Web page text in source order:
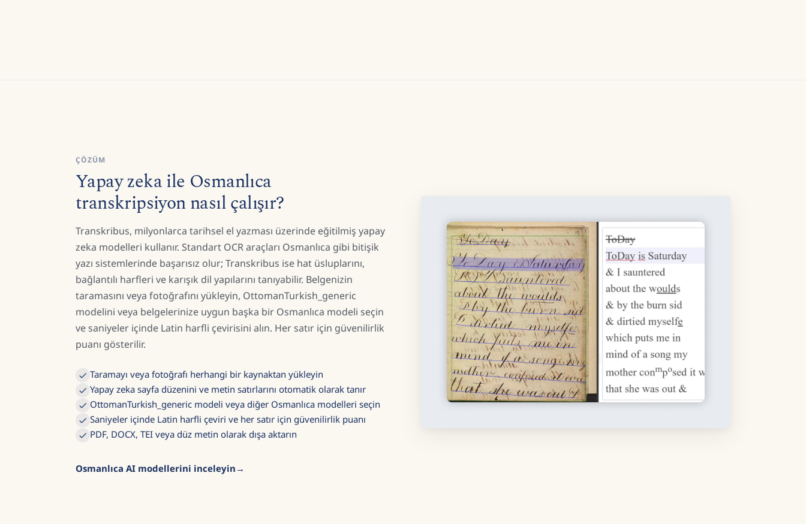
ÇÖZÜM
Yapay zeka ile Osmanlıca
transkripsiyon nasıl çalışır?
Transkribus, milyonlarca tarihsel el yazması üzerinde eğitilmiş yapay
zeka modelleri kullanır. Standart OCR araçları Osmanlıca gibi bitişik
yazı sistemlerinde başarısız olur; Transkribus ise hat üsluplarını,
bağlantılı harfleri ve karışık dil yapılarını tanıyabilir. Belgenizin
taramasını veya fotoğrafını yükleyin, OttomanTurkish_generic
modelini veya belgelerinize uygun başka bir Osmanlıca modeli seçin
ve saniyeler içinde Latin harfli çevirisini alın. Her satır için güvenilirlik
puanı gösterilir.
Taramayı veya fotoğrafı herhangi bir kaynaktan yükleyin
Yapay zeka sayfa düzenini ve metin satırlarını otomatik olarak tanır
OttomanTurkish_generic modeli veya diğer Osmanlıca modelleri seçin
Saniyeler içinde Latin harfli çeviri ve her satır için güvenilirlik puanı
PDF, DOCX, TEI veya düz metin olarak dışa aktarın
Osmanlıca AI modellerini inceleyin